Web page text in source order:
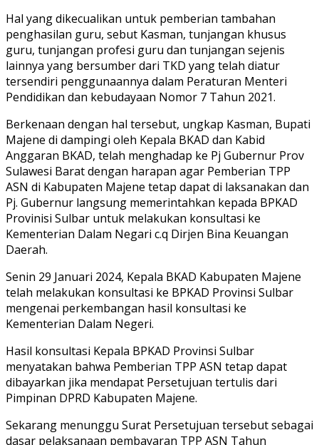
Hal yang dikecualikan untuk pemberian tambahan
penghasilan guru, sebut Kasman, tunjangan khusus
guru, tunjangan profesi guru dan tunjangan sejenis
lainnya yang bersumber dari TKD yang telah diatur
tersendiri penggunaannya dalam Peraturan Menteri
Pendidikan dan kebudayaan Nomor 7 Tahun 2021.
Berkenaan dengan hal tersebut, ungkap Kasman, Bupati
Majene di dampingi oleh Kepala BKAD dan Kabid
Anggaran BKAD, telah menghadap ke Pj Gubernur Prov
Sulawesi Barat dengan harapan agar Pemberian TPP
ASN di Kabupaten Majene tetap dapat di laksanakan dan
Pj. Gubernur langsung memerintahkan kepada BPKAD
Provinisi Sulbar untuk melakukan konsultasi ke
Kementerian Dalam Negari c.q Dirjen Bina Keuangan
Daerah.
Senin 29 Januari 2024, Kepala BKAD Kabupaten Majene
telah melakukan konsultasi ke BPKAD Provinsi Sulbar
mengenai perkembangan hasil konsultasi ke
Kementerian Dalam Negeri.
Hasil konsultasi Kepala BPKAD Provinsi Sulbar
menyatakan bahwa Pemberian TPP ASN tetap dapat
dibayarkan jika mendapat Persetujuan tertulis dari
Pimpinan DPRD Kabupaten Majene.
Sekarang menunggu Surat Persetujuan tersebut sebagai
dasar pelaksanaan pembayaran TPP ASN Tahun